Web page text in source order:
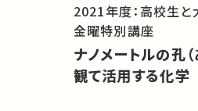
2021年度：高校生
金曜特別講座
ナノメートルの孔
観て活用する化学